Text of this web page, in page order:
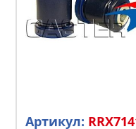
Артикул: